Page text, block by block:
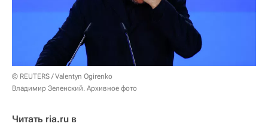
© REUTERS / Valentyn Ogirenko
Владимир Зеленский. Архивное фото
Читать ria.ru в